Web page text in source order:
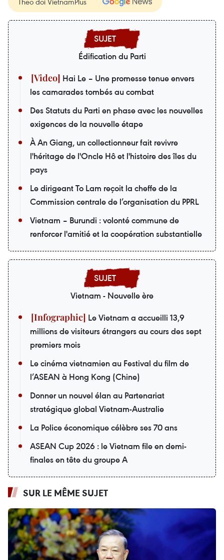
Édification du Parti
Hai Le – Une promesse tenue envers
les camarades tombés au combat
Des Statuts du Parti en phase avec les nouvelles
exigences de la nouvelle étape
À An Giang, un collectionneur fait revivre
l'héritage de l'Oncle Hô et l'histoire des îles du
pays
Le dirigeant To Lam reçoit la cheffe de la
Commission centrale de l’organisation du PPRL
Vietnam – Burundi : volonté commune de
renforcer l'amitié et la coopération substantielle
Vietnam - Nouvelle ère
Le Vietnam a accueilli 13,9
millions de visiteurs étrangers au cours des sept
premiers mois
Le cinéma vietnamien au Festival du film de
l’ASEAN à Hong Kong (Chine)
Donner un nouvel élan au Partenariat
stratégique global Vietnam-Australie
La Police économique célèbre ses 70 ans
ASEAN Cup 2026 : le Vietnam file en demi-
finales en tête du groupe A
SUR LE MÊME SUJET